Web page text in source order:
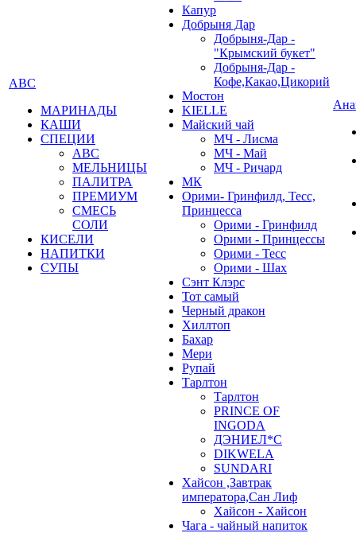
АВС
МАРИНАДЫ
КАШИ
СПЕЦИИ
АВС
МЕЛЬНИЦЫ
ПАЛИТРА
ПРЕМИУМ
СМЕСЬ
СОЛИ
КИСЕЛИ
НАПИТКИ
СУПЫ
Капур
Добрыня Дар
Добрыня-Дар -
"Крымский букет"
Добрыня-Дар -
Кофе,Какао,Цикорий
Мостон
KIELLE
Майский чай
МЧ - Лисма
МЧ - Май
МЧ - Ричард
МК
Орими- Гринфилд, Тесс,
Принцесса
Орими - Гринфилд
Орими - Принцессы
Орими - Тесс
Орими - Шах
Сэнт Клэрс
Тот самый
Черный дракон
Хиллтоп
Бахар
Мери
Рупай
Тарлтон
Тарлтон
PRINCE OF
INGODA
ДЭНИЕЛ*С
DIKWELA
SUNDARI
Хайсон ,Завтрак
императора,Сан Лиф
Хайсон - Хайсон
Чага - чайный напиток